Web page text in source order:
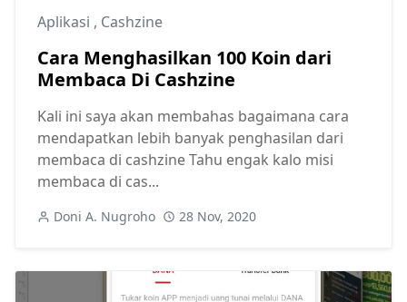
Aplikasi , Cashzine
Cara Menghasilkan 100 Koin dari
Membaca Di Cashzine
Kali ini saya akan membahas bagaimana cara
mendapatkan lebih banyak penghasilan dari
membaca di cashzine Tahu engak kalo misi
membaca di cas...
Doni A. Nugroho 28 Nov, 2020